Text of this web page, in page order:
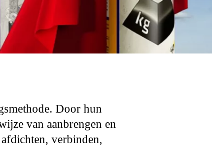
Door hun
van aanbrengen en
verbinden,